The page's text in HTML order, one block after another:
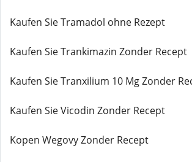
Kaufen Sie Tramadol ohne Rezept
Kaufen Sie Trankimazin Zonder Recept
Kaufen Sie Tranxilium 10 Mg Zonder
Kaufen Sie Vicodin Zonder Recept
Kopen Wegovy Zonder Recept